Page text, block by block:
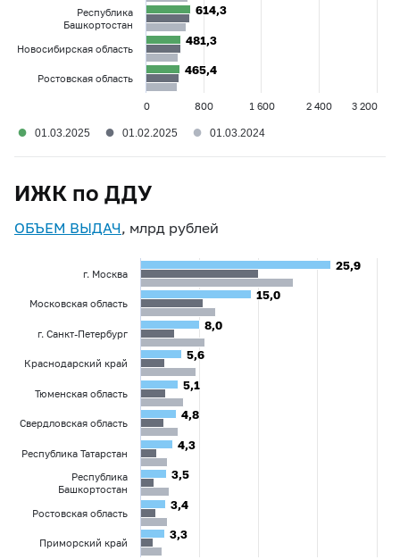
614,3
614,3
481,3
481,3
465,4
465,4
Республика
Башкортостан
Новосибирская область
Ростовская область
0 800 1 600 2 400 3 200
● 01.03.2025 ● 01.02.2025 ● 01.03.2024
ИЖК по ДДУ
ОБЪЕМ ВЫДАЧ, млрд рублей
25,9
25,9
15,0
15,0
8,0
8,0
5,6
5,6
5,1
5,1
4,8
4,8
4,3
4,3
3,5
3,5
3,4
3,4
3,3
3,3
г. Москва
Московская область
г. Санкт-Петербург
Краснодарский край
Тюменская область
Свердловская область
Республика Татарстан
Республика
Башкортостан
Ростовская область
Приморский край